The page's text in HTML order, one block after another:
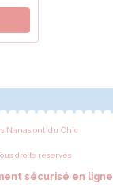
Nanas ont du Chic
droits réservés
sécurisé en ligne